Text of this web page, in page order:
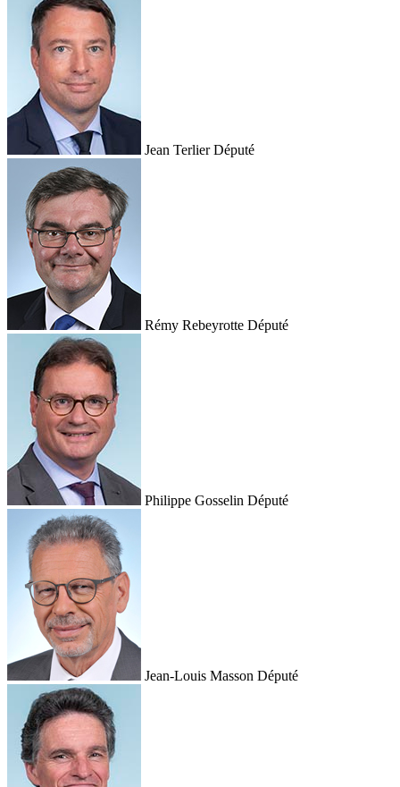
Jean Terlier Député
Rémy Rebeyrotte Député
Philippe Gosselin Député
Jean-Louis Masson Député